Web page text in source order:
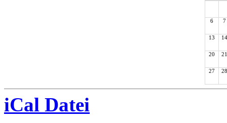
6 7
13 14
20 21
27 28
iCal Datei